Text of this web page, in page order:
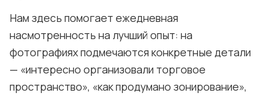
Нам здесь помогает ежедневная
насмотренность на лучший опыт: на
фотографиях подмечаются конкретные детали
— «интересно организовали торговое
пространство», «как продумано зонирование»,